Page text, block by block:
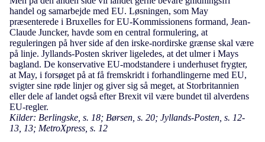
handel og samarbejde med EU. Løsningen, som May
præsenterede i Bruxelles for EU-Kommissionens formand, Jean-
Claude Juncker, havde som en central formulering, at
reguleringen på hver side af den irske-nordirske grænse skal være
på linje. Jyllands-Posten skriver ligeledes, at det ulmer i Mays
bagland. De konservative EU-modstandere i underhuset frygter,
at May, i forsøget på at få fremskridt i forhandlingerne med EU,
svigter sine røde linjer og giver sig så meget, at Storbritannien
eller dele af landet også efter Brexit vil være bundet til alverdens
EU-regler.
Kilder: Berlingske, s. 18; Børsen, s. 20; Jyllands-Posten, s. 12-
13, 13; MetroXpress, s. 12